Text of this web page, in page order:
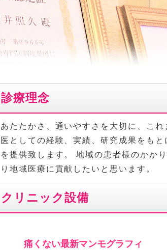
診療理念
あたたかさ、通いやすさを大切に、こ
医としての経験、実績、研究成果をも
を提供致します。 地域の患者様のかか
り地域医療に貢献したいと思います。
クリニック設備
痛くない最新マンモグラフィ